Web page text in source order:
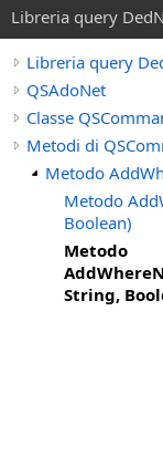
Libreria query
Libreria query
QSAdoNet
Classe
Metodi di
Metodo
Metodo
Boolean)
Metodo
String,